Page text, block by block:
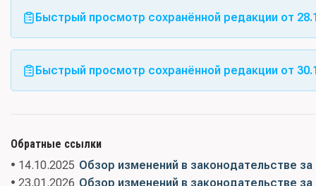
Быстрый просмотр сохранённой редакции от
Быстрый просмотр сохранённой редакции от
Обратные ссылки
• 14.10.2025 Обзор изменений в законодательстве за
• 23.01.2026 Обзор изменений в законодательстве за